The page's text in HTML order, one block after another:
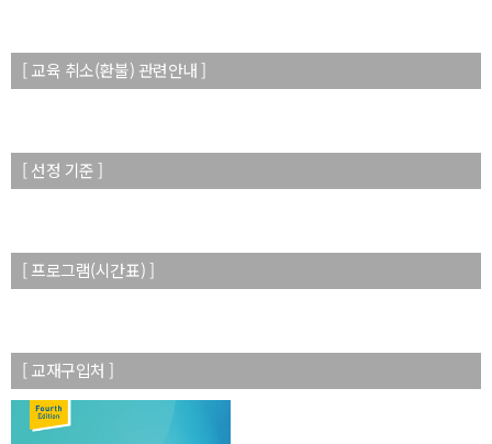
[ 교육 취소(환불) 관련안내 ]
[ 선정 기준 ]
[ 프로그램(시간표) ]
[ 교재구입처 ]